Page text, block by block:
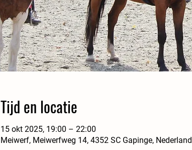
Tijd en locatie
15 okt 2025, 19:00 – 22:00
Meiwerf, Meiwerfweg 14, 4352 SC Gapinge, Nederland